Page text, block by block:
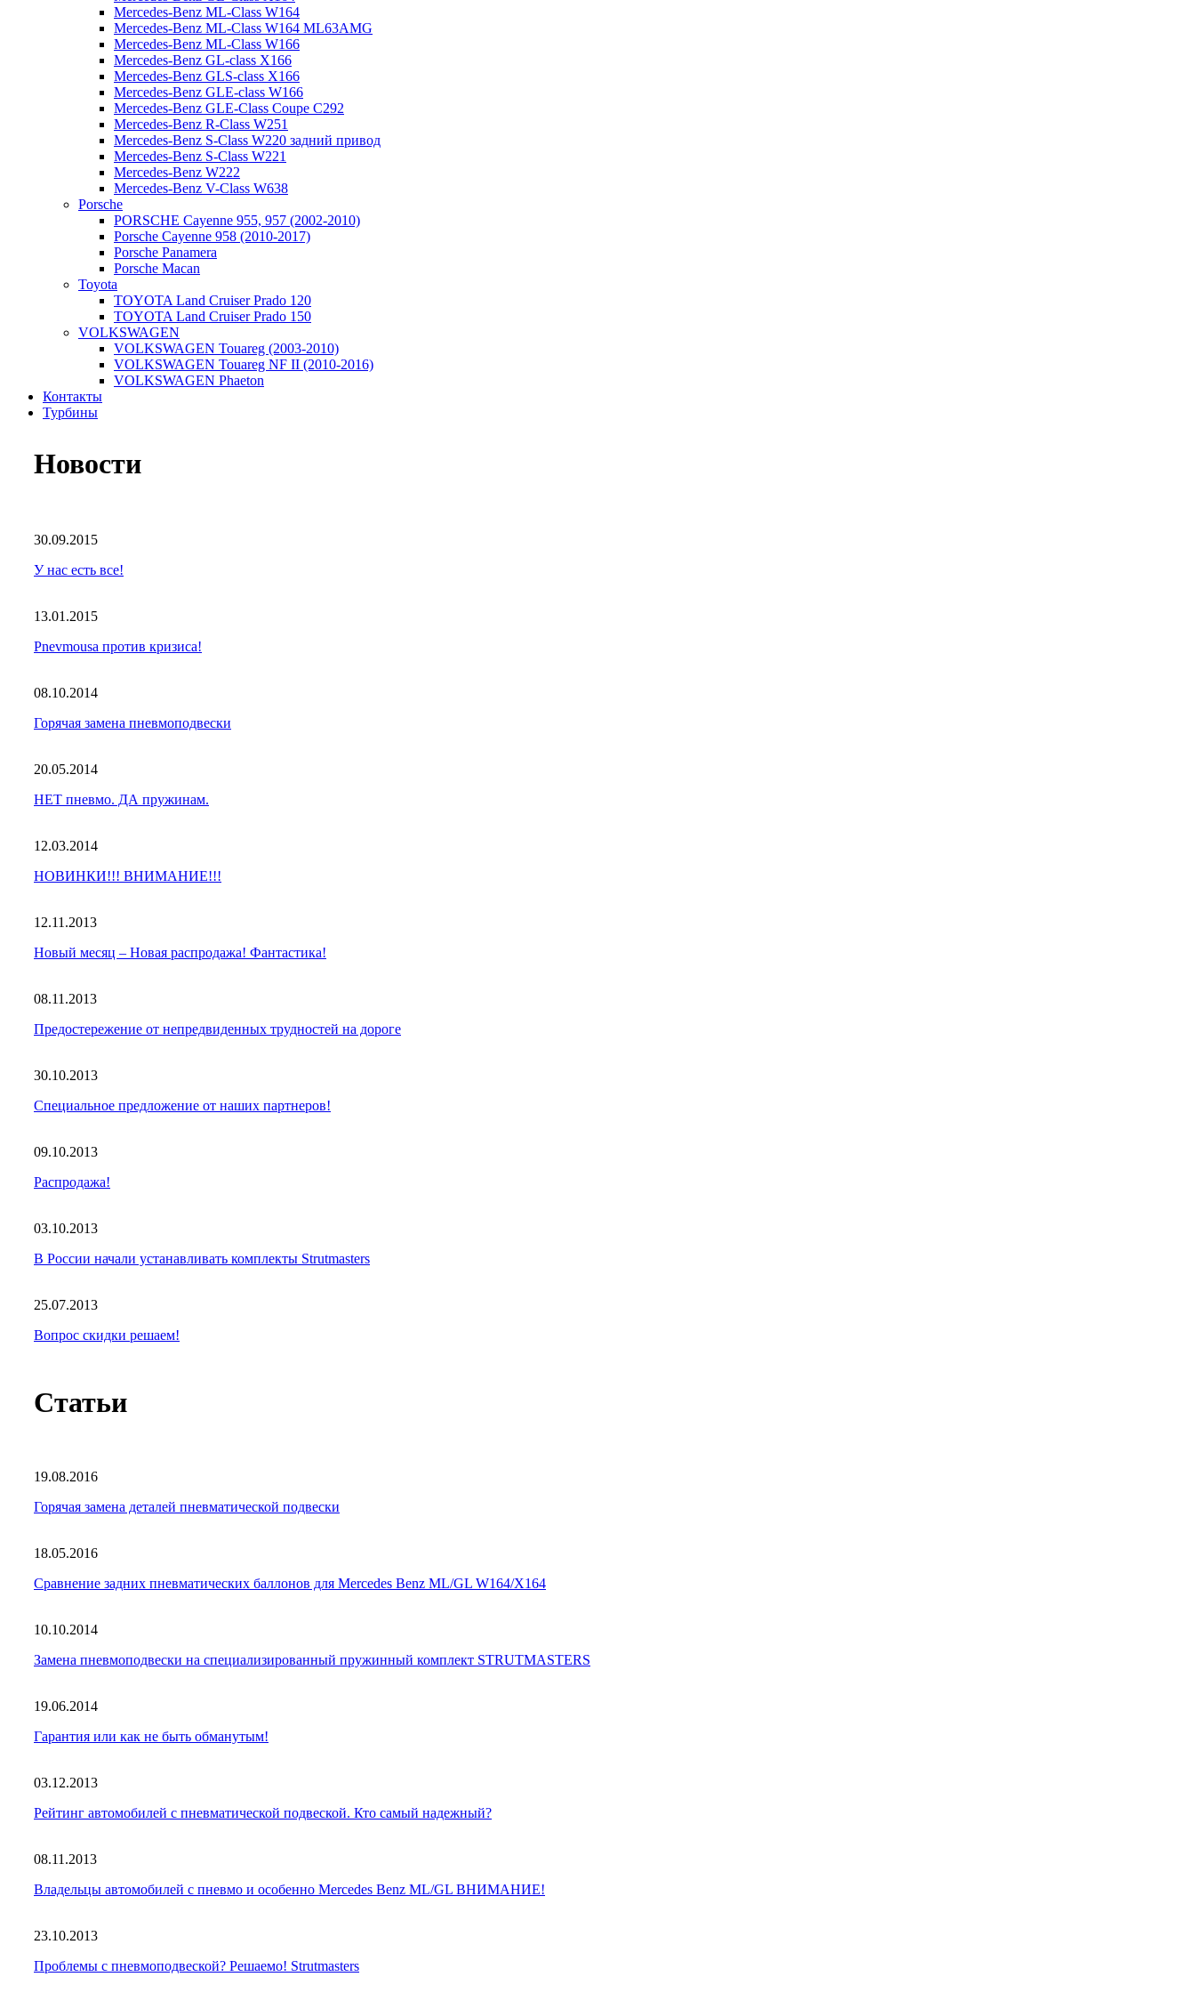
Mercedes-Benz ML-Class W164
Mercedes-Benz ML-Class W164 ML63AMG
Mercedes-Benz ML-Class W166
Mercedes-Benz GL-class X166
Mercedes-Benz GLS-class X166
Mercedes-Benz GLE-class W166
Mercedes-Benz GLE-Class Coupe С292
Mercedes-Benz R-Class W251
Mercedes-Benz S-Class W220 задний привод
Mercedes-Benz S-Class W221
Mercedes-Benz W222
Mercedes-Benz V-Class W638
Porsche
PORSCHE Cayenne 955, 957 (2002-2010)
Porsche Cayenne 958 (2010-2017)
Porsche Panamera
Porsche Macan
Toyota
TOYOTA Land Cruiser Prado 120
TOYOTA Land Cruiser Prado 150
VOLKSWAGEN
VOLKSWAGEN Touareg (2003-2010)
VOLKSWAGEN Touareg NF II (2010-2016)
VOLKSWAGEN Phaeton
Контакты
Турбины
Новости
30.09.2015
У нас есть все!
13.01.2015
Pnevmousa против кризиса!
08.10.2014
Горячая замена пневмоподвески
20.05.2014
НЕТ пневмо. ДА пружинам.
12.03.2014
НОВИНКИ!!! ВНИМАНИЕ!!!
12.11.2013
Новый месяц – Новая распродажа! Фантастика!
08.11.2013
Предостережение от непредвиденных трудностей на дороге
30.10.2013
Специальное предложение от наших партнеров!
09.10.2013
Распродажа!
03.10.2013
В России начали устанавливать комплекты Strutmasters
25.07.2013
Вопрос скидки решаем!
Статьи
19.08.2016
Горячая замена деталей пневматической подвески
18.05.2016
Сравнение задних пневматических баллонов для Mercedes Benz ML/GL W164/X164
10.10.2014
Замена пневмоподвески на специализированный пружинный комплект STRUTMASTERS
19.06.2014
Гарантия или как не быть обманутым!
03.12.2013
Рейтинг автомобилей с пневматической подвеской. Кто самый надежный?
08.11.2013
Владельцы автомобилей с пневмо и особенно Mercedes Benz ML/GL ВНИМАНИЕ!
23.10.2013
Проблемы с пневмоподвеской? Решаемо! Strutmasters